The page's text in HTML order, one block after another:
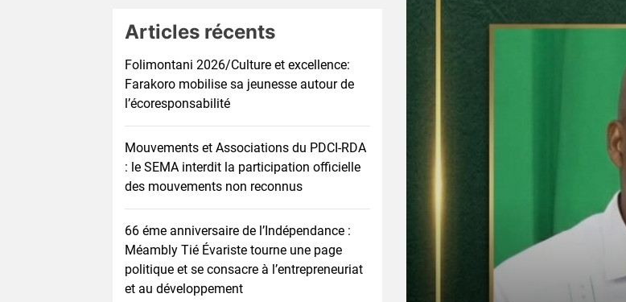
Articles récents
Folimontani 2026/Culture et excellence:
Farakoro mobilise sa jeunesse autour de
l’écoresponsabilité
Mouvements et Associations du PDCI-RDA
: le SEMA interdit la participation officielle
des mouvements non reconnus
66 éme anniversaire de l’Indépendance :
Méambly Tié Évariste tourne une page
politique et se consacre à l’entrepreneuriat
et au développement